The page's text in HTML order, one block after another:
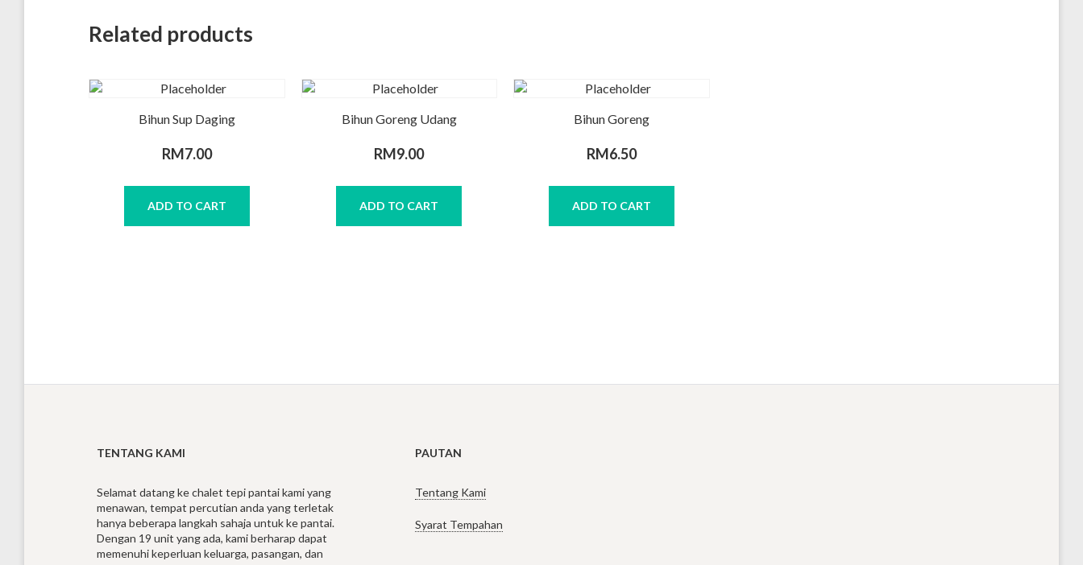
Related products
Bihun Sup Daging
RM7.00
ADD TO CART
Bihun Goreng Udang
RM9.00
ADD TO CART
Bihun Goreng
RM6.50
ADD TO CART
TENTANG KAMI
Selamat datang ke chalet tepi pantai kami yang
menawan, tempat percutian anda yang terletak
hanya beberapa langkah sahaja untuk ke pantai.
Dengan 19 unit yang ada, kami berharap dapat
memenuhi keperluan keluarga, pasangan, dan
PAUTAN
Tentang Kami
Syarat Tempahan